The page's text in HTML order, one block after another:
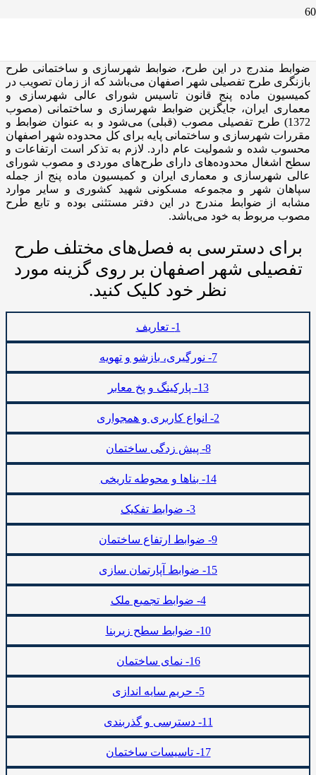
ضوابط مندرج در این طرح، ضوابط شهرسازی و ساختمانی طرح
بازنگری طرح تفصیلی شهر اصفهان می‌باشد که از زمان تصویب در
کمیسیون ماده پنج قانون تاسیس شورای عالی شهرسازی و
معماری ایران، جایگزین ضوابط شهرسازی و ساختمانی (مصوب
1372) طرح تفصیلی مصوب (قبلی) می‌شود و به عنوان ضوابط و
مقررات شهرسازی و ساختمانی پایه برای کل محدوده شهر اصفهان
محسوب شده و شمولیت عام دارد. لازم به تذکر است ارتفاعات و
سطح اشغال محدوده‌های دارای طرح‌های موردی و مصوب شورای
عالی شهرسازی و معماری ایران و کمیسیون ماده پنج از جمله
سپاهان شهر و مجموعه مسکونی شهید کشوری و سایر موارد
مشابه از ضوابط مندرج در این دفتر مستثنی بوده و تابع طرح
مصوب مربوط به خود می‌باشد.
برای دسترسی به فصل‌های مختلف طرح
تفصیلی شهر اصفهان بر روی گزینه مورد
نظر خود کلیک کنید.
1- تعاریف
7- نورگیری، بازشو و تهویه
13- پارکینگ و پخ معابر
2- انواع کاربری و همجواری
8- پیش زدگی ساختمان
14- بناها و محوطه تاریخی
3- ضوابط تفکیک
9- ضوابط ارتفاع ساختمان
15- ضوابط آپارتمان سازی
4- ضوابط تجمیع ملک
10- ضوابط سطح زیربنا
16- نمای ساختمان
5- حریم سایه اندازی
11- دسترسی و گذربندی
17- تاسیسات ساختمان